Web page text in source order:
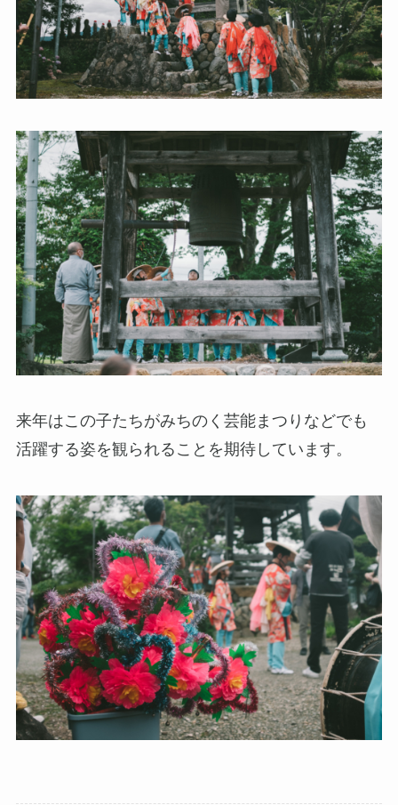
来年はこの子たちがみちのく芸能まつりなどでも
活躍する姿を観られることを期待しています。